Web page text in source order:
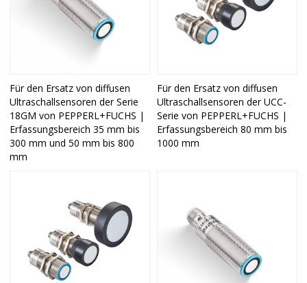
Für den Ersatz von diffusen
Ultraschallsensoren der Serie
18GM von PEPPERL+FUCHS |
Erfassungsbereich 35 mm bis
300 mm und 50 mm bis 800
mm
Für den Ersatz von diffusen
Ultraschallsensoren der UCC-
Serie von PEPPERL+FUCHS |
Erfassungsbereich 80 mm bis
1000 mm